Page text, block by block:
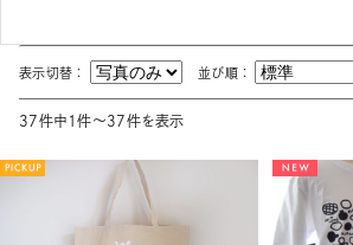
表示切替： 並び順：
37件中1件～37件を表示